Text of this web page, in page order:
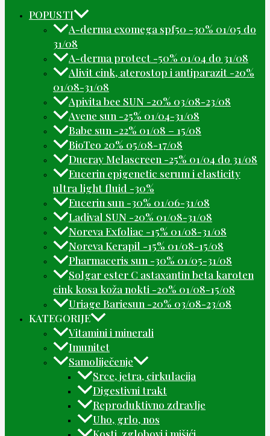
POPUSTI
A-derma exomega spf50 -30% 01/05 do
31/08
A-derma protect -50% 01/04 do 31/08
Alivit cink, aterostop i antiparazit -20%
01/08-31/08
Apivita bee SUN -20% 03/08-23/08
Avene sun -25% 01/04-31/08
Babe sun -22% 01/08 – 15/08
BioTeo 20% 05/08-17/08
Ducray Melascreen -25% 01/04 do 31/08
Eucerin epigenetic serum i elasticity
ultra light fluid -30%
Eucerin sun -30% 01/06-31/08
Ladival SUN -20% 01/08-31/08
Noreva Exfoliac -15% 01/08-31/08
Noreva Kerapil -15% 01/08-15/08
Pharmaceris sun -30% 01/05-31/08
Solgar ester C astaxantin beta karoten
cink kosa koža nokti -20% 01/08-15/08
Uriage Bariesun -20% 03/08-23/08
KATEGORIJE
Vitamini i minerali
Imunitet
Samoliječenje
Srce, jetra, cirkulacija
Digestivni trakt
Reproduktivno zdravlje
Uho, grlo, nos